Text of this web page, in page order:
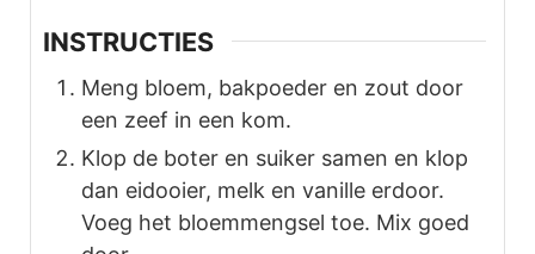
INSTRUCTIES
Meng bloem, bakpoeder en zout door
een zeef in een kom.
Klop de boter en suiker samen en klop
dan eidooier, melk en vanille erdoor.
Voeg het bloemmengsel toe. Mix goed